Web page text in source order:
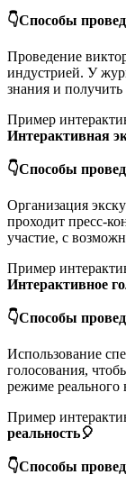
👇Способы
Проведение
индустрией. У
знания и
Пример
Интерактивная
👇Способы
Организация
проходит пресс-
участие, с
Пример
Интерактивное
👇Способы
Использование
голосования,
режиме реального
Пример
реальность🎈
👇Способы